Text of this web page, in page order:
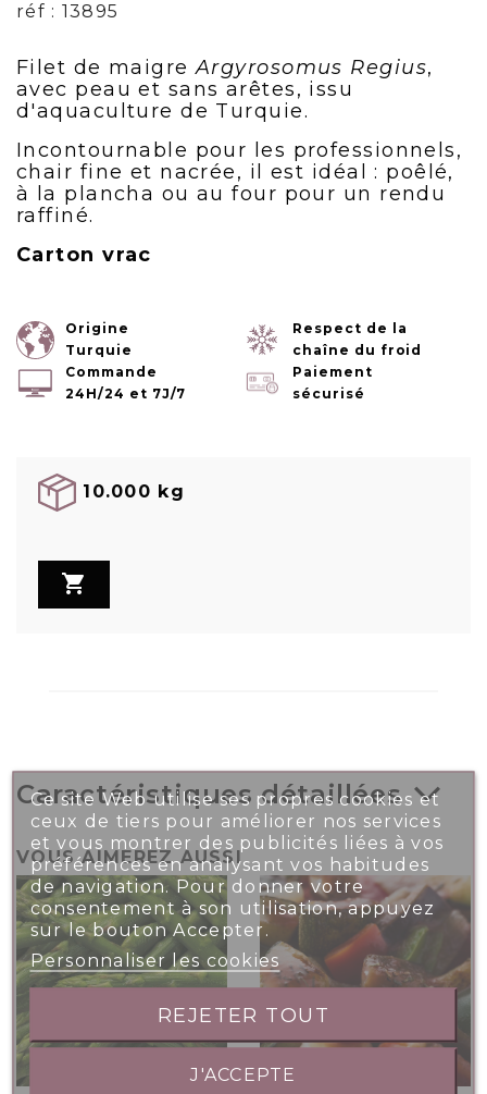
réf : 13895
Filet de maigreArgyrosomus Regius,
avec peau et sans arêtes, issu
d'aquaculture de Turquie.
Incontournable pour les professionnels,
chair fine et nacrée, il est idéal : poêlé,
à la plancha ou au four pour un rendu
raffiné.
Carton vrac
Origine
Turquie
Respect de la
chaîne du froid
Commande
24H/24 et 7J/7
Paiement
sécurisé
10.000 kg

Caractéristiques détaillées
VOUS AIMEREZ AUSSI
Ce site Web utilise ses propres cookies et
ceux de tiers pour améliorer nos services
et vous montrer des publicités liées à vos
préférences en analysant vos habitudes
de navigation. Pour donner votre
consentement à son utilisation, appuyez
sur le bouton Accepter.
Personnaliser les cookies
REJETER TOUT
J'ACCEPTE